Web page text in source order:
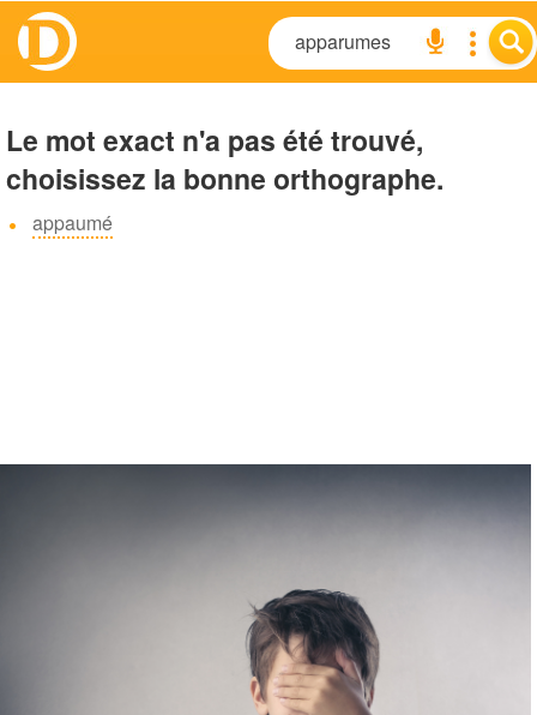
Le mot exact n'a pas été trouvé,
choisissez la bonne orthographe.
appaumé